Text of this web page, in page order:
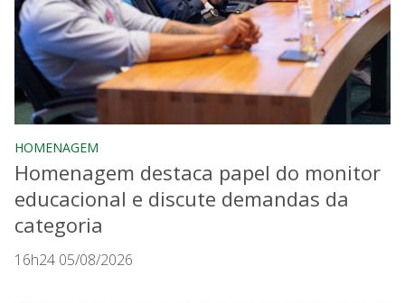
HOMENAGEM
Homenagem destaca papel do monitor
educacional e discute demandas da
categoria
16h24 05/08/2026